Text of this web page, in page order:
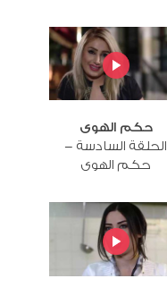
حكم الهوى
الحلقة السادسة -
حكم الهوى